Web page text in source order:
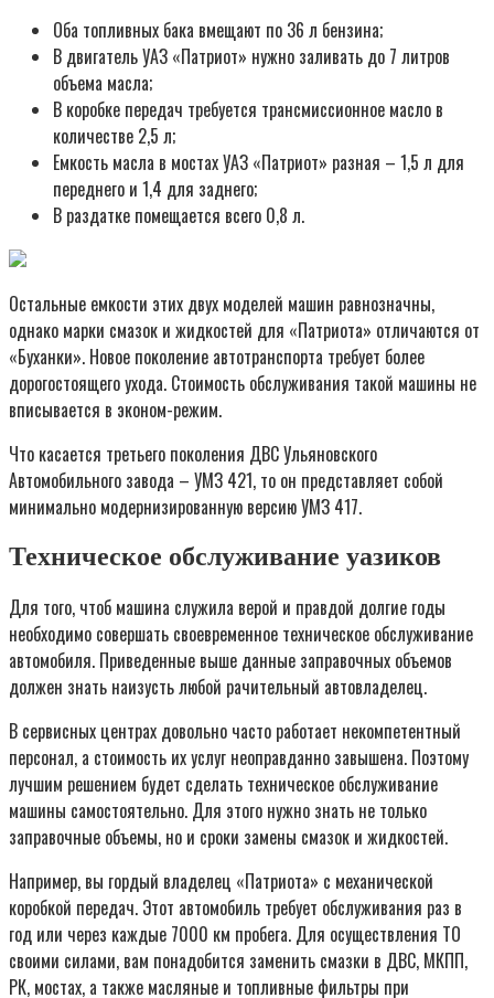
Оба топливных бака вмещают по 36 л бензина;
В двигатель УАЗ «Патриот» нужно заливать до 7 литров
объема масла;
В коробке передач требуется трансмиссионное масло в
количестве 2,5 л;
Емкость масла в мостах УАЗ «Патриот» разная – 1,5 л для
переднего и 1,4 для заднего;
В раздатке помещается всего 0,8 л.
Остальные емкости этих двух моделей машин равнозначны,
однако марки смазок и жидкостей для «Патриота» отличаются от
«Буханки». Новое поколение автотранспорта требует более
дорогостоящего ухода. Стоимость обслуживания такой машины не
вписывается в эконом-режим.
Что касается третьего поколения ДВС Ульяновского
Автомобильного завода – УМЗ 421, то он представляет собой
минимально модернизированную версию УМЗ 417.
Техническое обслуживание уазиков
Для того, чтоб машина служила верой и правдой долгие годы
необходимо совершать своевременное техническое обслуживание
автомобиля. Приведенные выше данные заправочных объемов
должен знать наизусть любой рачительный автовладелец.
В сервисных центрах довольно часто работает некомпетентный
персонал, а стоимость их услуг неоправданно завышена. Поэтому
лучшим решением будет сделать техническое обслуживание
машины самостоятельно. Для этого нужно знать не только
заправочные объемы, но и сроки замены смазок и жидкостей.
Например, вы гордый владелец «Патриота» с механической
коробкой передач. Этот автомобиль требует обслуживания раз в
год или через каждые 7000 км пробега. Для осуществления ТО
своими силами, вам понадобится заменить смазки в ДВС, МКПП,
РК, мостах, а также масляные и топливные фильтры при